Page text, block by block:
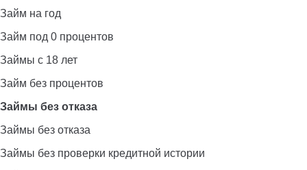
Займ на год
Займ под 0 процентов
Займы с 18 лет
Займ без процентов
Займы без отказа
Займы без отказа
Займы без проверки кредитной истории